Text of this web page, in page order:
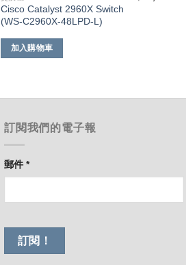
Cisco Catalyst 2960X Switch
(WS-C2960X-48LPD-L)
加入購物車
訂閱我們的電子報
郵件*